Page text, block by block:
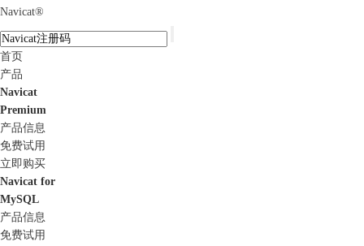
Navicat®
首页
产品
Navicat
Premium
产品信息
免费试用
立即购买
Navicat for
MySQL
产品信息
免费试用